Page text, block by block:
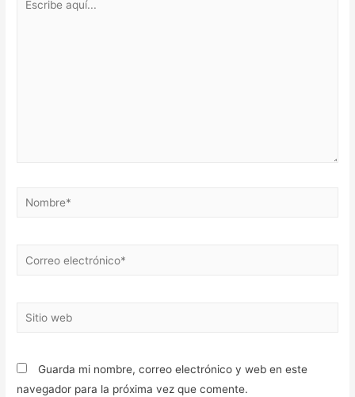
Nombre*
Correo
Sitio
Guarda mi nombre, correo electrónico y web en este
navegador para la próxima vez que comente.